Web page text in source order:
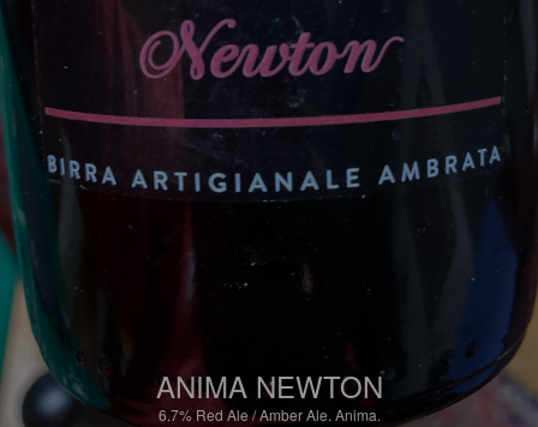
ANIMA NEWTON
6.7% Red Ale / Amber Ale. Anima.